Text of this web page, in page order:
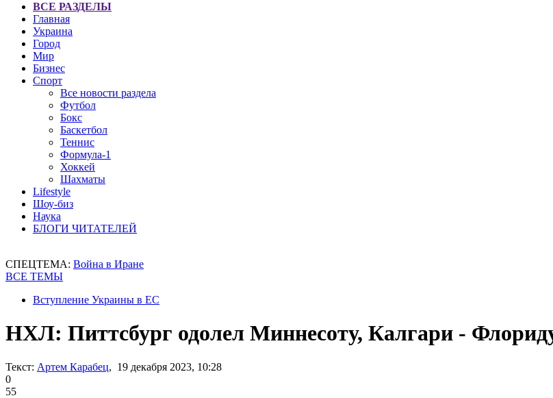
ВСЕ РАЗДЕЛЫ
Главная
Украина
Город
Мир
Бизнес
Спорт
Все новости раздела
Футбол
Бокс
Баскетбол
Теннис
Формула-1
Хоккей
Шахматы
Lifestyle
Шоу-биз
Наука
БЛОГИ ЧИТАТЕЛЕЙ
СПЕЦТЕМА: Война в Иране
ВСЕ ТЕМЫ
Вступление Украины в ЕС
НХЛ: Питтсбург одолел Миннесоту, Калгари -
Текст: Артем Карабец, 19 декабря 2023, 10:28
0
55